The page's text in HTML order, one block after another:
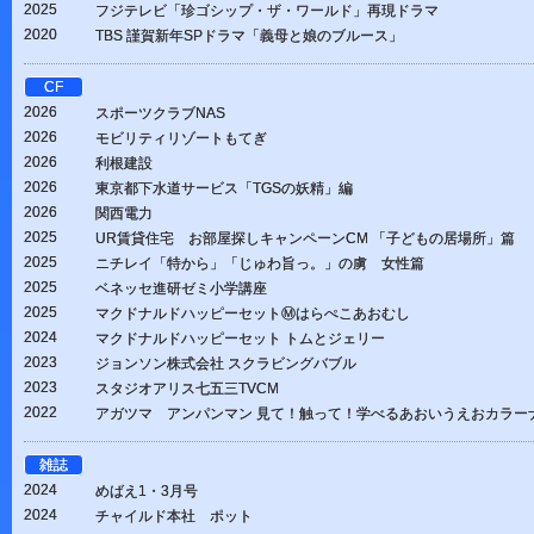
2025
フジテレビ「珍ゴシップ・ザ・ワールド」再現ドラマ
2020
TBS 謹賀新年SPドラマ「義母と娘のブルース」
CF
2026
スポーツクラブNAS
2026
モビリティリゾートもてぎ
2026
利根建設
2026
東京都下水道サービス「TGSの妖精」編
2026
関西電力
2025
UR賃貸住宅 お部屋探しキャンペーンCM 「子どもの居場所」篇
2025
ニチレイ「特から」「じゅわ旨っ。」の虜 女性篇
2025
ベネッセ進研ゼミ小学講座
2025
マクドナルドハッピーセットⓂはらぺこあおむし
2024
マクドナルドハッピーセット トムとジェリー
2023
ジョンソン株式会社 スクラビングバブル
2023
スタジオアリス七五三TVCM
2022
アガツマ アンパンマン 見て！触って！学べるあおいうえおカラー
雑誌
2024
めばえ1・3月号
2024
チャイルド本社 ポット